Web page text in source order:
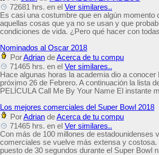
72681 hrs. en el Ver similares..
Es casi una costumbre que en algún
aquellas cosas que ya no se usan y que
condiciones de vida. ¿Pero qué hacer con
Nominados al Oscar 2018
PorAdrian deAcerca de tu compu
71465 hrs. en el Ver similares..
Hace algunas horas la academia dio a
próximo 26 de Febrero. A continuación la lista
PELÍCULA Call Me By Your Name El instante
Los mejores comerciales del Super Bowl 2018
PorAdrian deAcerca de tu compu
71465 hrs. en el Ver similares..
Con más de 100 millones de estadounidenses
comerciales se vuelve más extensa y
puesto de 30 segundos durante el Super Bowl